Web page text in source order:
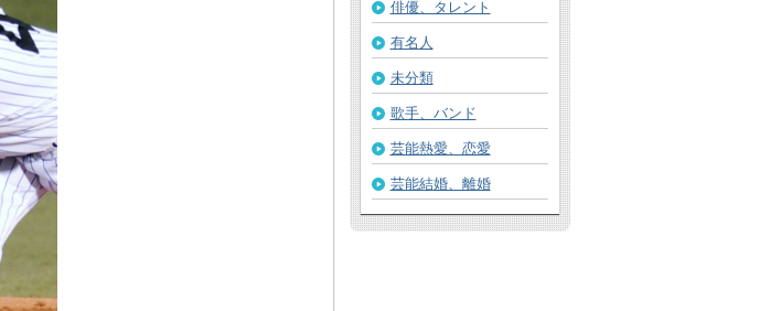
俳優、タレント
有名人
未分類
歌手、バンド
芸能熱愛、恋愛
芸能結婚、離婚